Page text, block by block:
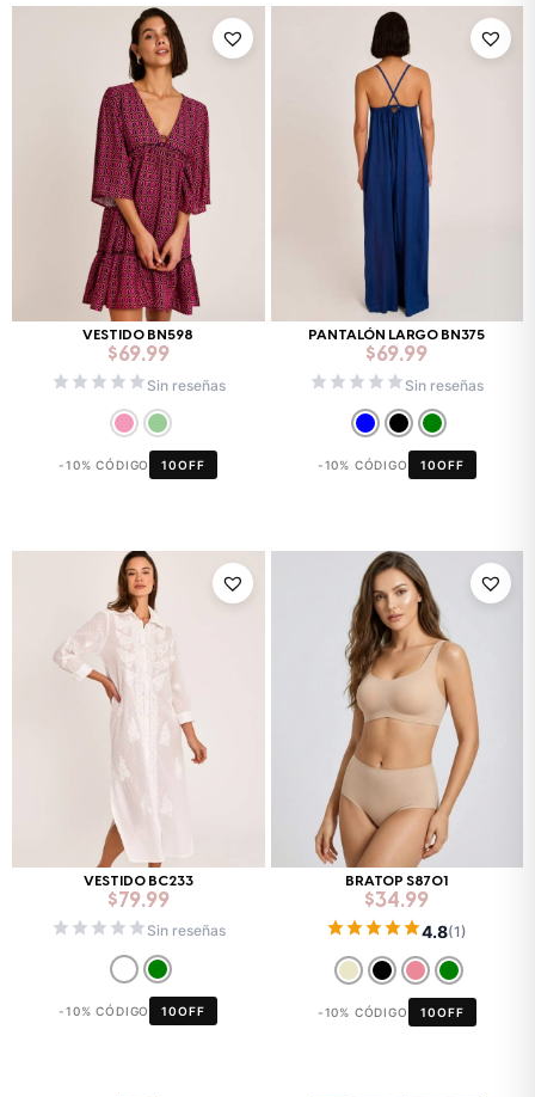
VESTIDO BN598
$69.99
Sin reseñas
-10% CÓDIGO 10OFF
PANTALÓN LARGO BN375
$69.99
Sin reseñas
-10% CÓDIGO 10OFF
VESTIDO BC233
$79.99
Sin reseñas
-10% CÓDIGO 10OFF
BRATOP S8701
$34.99
4.8(1)
-10% CÓDIGO 10OFF